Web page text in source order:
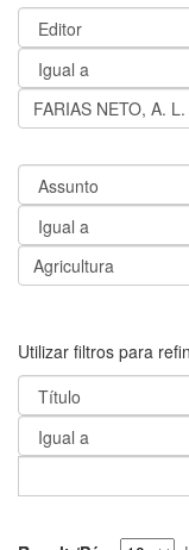
Utilizar filtros para